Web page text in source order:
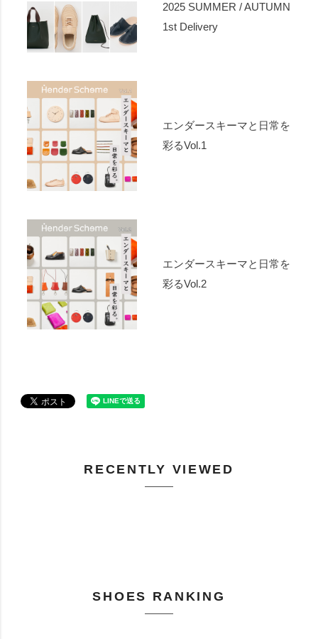
2025 SUMMER / AUTUMN
1st Delivery
エンダースキーマと日常を
彩るVol.1
エンダースキーマと日常を
彩るVol.2
RECENTLY VIEWED
SHOES RANKING